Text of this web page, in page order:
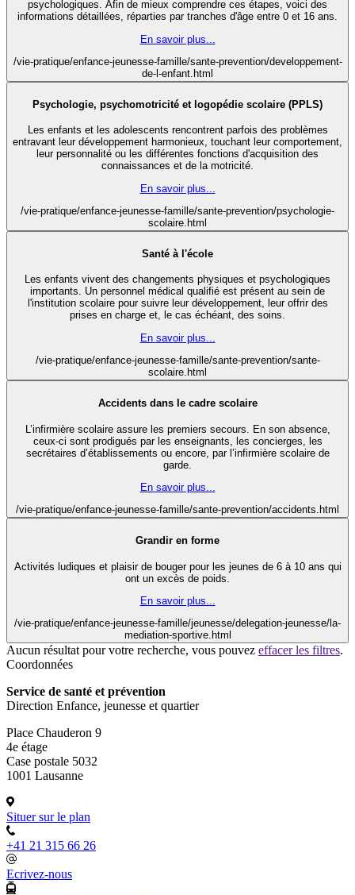
psychologiques. Afin de mieux comprendre ces étapes, voici des
informations détaillées, réparties par tranches d'âge entre 0 et 16 ans.
En savoir plus...
/vie-pratique/enfance-jeunesse-famille/sante-prevention/developpement-
de-l-enfant.html
Psychologie, psychomotricité et logopédie scolaire (PPLS)
Les enfants et les adolescents rencontrent parfois des problèmes
entravant leur développement harmonieux, touchant leur comportement,
leur personnalité ou les différentes fonctions d'acquisition des
connaissances et de la motricité.
En savoir plus...
/vie-pratique/enfance-jeunesse-famille/sante-prevention/psychologie-
scolaire.html
Santé à l'école
Les enfants vivent des changements physiques et psychologiques
importants. Un personnel médical qualifié est présent au sein de
l'institution scolaire pour suivre leur développement, leur offrir des
prises en charge et, le cas échéant, des soins.
En savoir plus...
/vie-pratique/enfance-jeunesse-famille/sante-prevention/sante-
scolaire.html
Accidents dans le cadre scolaire
L’infirmière scolaire assure les premiers secours. En son absence,
ceux-ci sont prodigués par les enseignants, les concierges, les
secrétaires d’établissements ou encore, par l’infirmière scolaire de
garde.
En savoir plus...
/vie-pratique/enfance-jeunesse-famille/sante-prevention/accidents.html
Grandir en forme
Activités ludiques et plaisir de bouger pour les jeunes de 6 à 10 ans qui
ont un excès de poids.
En savoir plus...
/vie-pratique/enfance-jeunesse-famille/jeunesse/delegation-jeunesse/la-
mediation-sportive.html
Aucun résultat pour votre recherche, vous pouvez effacer les filtres.
Coordonnées
Service de santé et prévention
Direction Enfance, jeunesse et quartier
Place Chauderon 9
4e étage
Case postale 5032
1001 Lausanne
Situer sur le plan
+41 21 315 66 26
Ecrivez-nous